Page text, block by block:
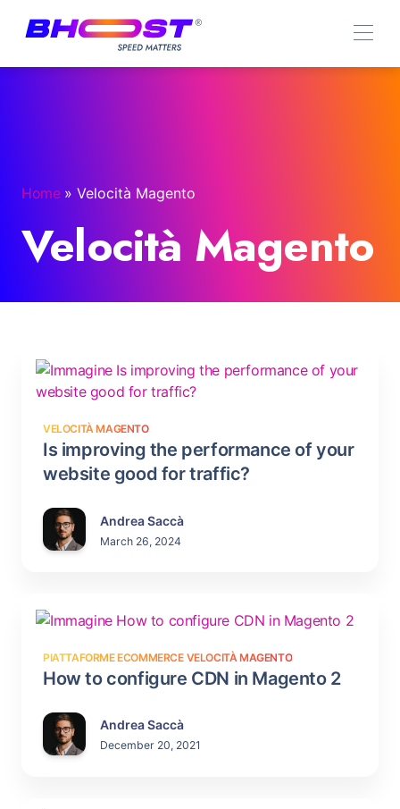
Home»Velocità Magento
Velocità Magento
VELOCITÀ MAGENTO
Is improving the performance of your
website good for traffic?
Andrea Saccà
March 26, 2024
PIATTAFORME ECOMMERCE VELOCITÀ MAGENTO
How to configure CDN in Magento 2
Andrea Saccà
December 20, 2021